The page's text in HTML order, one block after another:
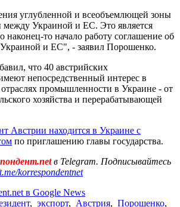
углубленной и всеобъемлющей зоны
между Украиной и ЕС. Это является
наконец-то начало работу соглашение об
и ЕС", - заявил Порошенко.
что 40 австрийских
непосредственный интерес в
промышленности в Украине - от
хозяйства и перерабатывающей
Австрии находится в Украине с
по приглашению главы государства.
в Telegram. Подписывайтесь
korrespondentnet
в Google News
, экспорт, Австрия, Порошенко,